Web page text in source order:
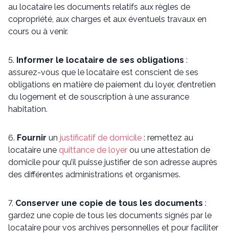
au locataire les documents relatifs aux règles de
copropriété, aux charges et aux éventuels travaux en
cours ou à venir.
5. Informer le locataire de ses obligations :
assurez-vous que le locataire est conscient de ses
obligations en matière de paiement du loyer, d’entretien
du logement et de souscription à une assurance
habitation.
6. Fournir un justificatif de domicile : remettez au
locataire une quittance de loyer ou une attestation de
domicile pour qu’il puisse justifier de son adresse auprès
des différentes administrations et organismes.
7. Conserver une copie de tous les documents :
gardez une copie de tous les documents signés par le
locataire pour vos archives personnelles et pour faciliter